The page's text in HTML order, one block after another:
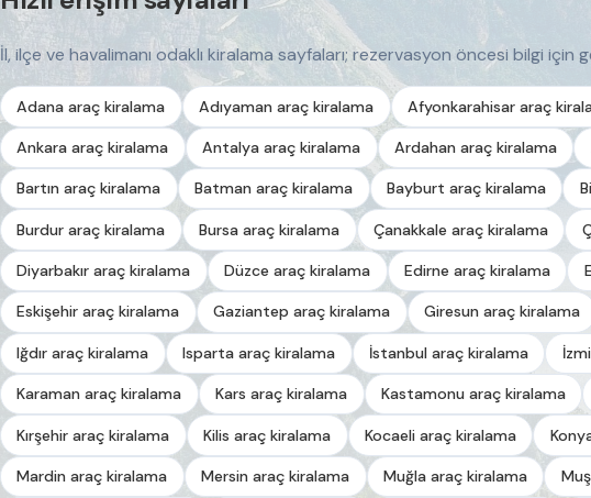
İl, ilçe ve havalimanı odaklı kiralama sayfaları; rezervasyon öncesi bilgi için
Adana araç kiralama Adıyaman araç kiralama Afyonkarahisar araç
Ankara araç kiralama Antalya araç kiralama Ardahan araç kiralama
Bartın araç kiralama Batman araç kiralama Bayburt araç kiralama
Burdur araç kiralama Bursa araç kiralama Çanakkale araç kiralama
Diyarbakır araç kiralama Düzce araç kiralama Edirne araç kiralama
Eskişehir araç kiralama Gaziantep araç kiralama Giresun araç kiralama
Iğdır araç kiralama Isparta araç kiralama İstanbul araç kiralama
Karaman araç kiralama Kars araç kiralama Kastamonu araç kiralama
Kırşehir araç kiralama Kilis araç kiralama Kocaeli araç kiralama
Mardin araç kiralama Mersin araç kiralama Muğla araç kiralama